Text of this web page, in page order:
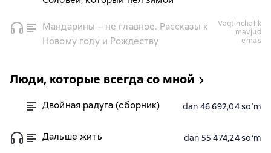
Мандарины – не главное. Рассказы к
Новому году и Рождеству
vaqtinchalik
mavjud
emas
Люди, которые всегда со мной
Двойная радуга (сборник) dan 46 692,04 soʻm
Дальше жить dan 55 474,24 soʻm